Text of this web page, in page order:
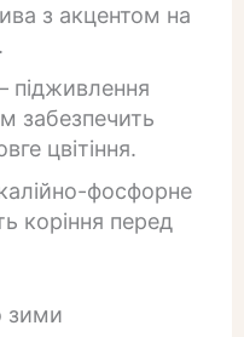
з акцентом на
підживлення
забезпечить
цвітіння.
калійно-фосфорне
коріння перед
зими